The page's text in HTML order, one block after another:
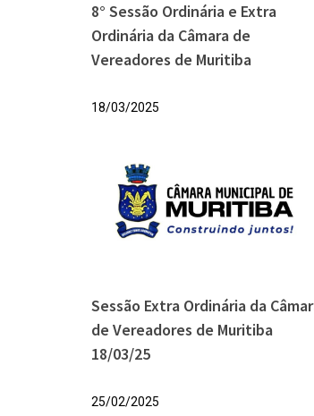
8° Sessão Ordinária e Extra
Ordinária da Câmara de
Vereadores de Muritiba
18/03/2025
Sessão Extra Ordinária da
de Vereadores de Muritiba
18/03/25
25/02/2025